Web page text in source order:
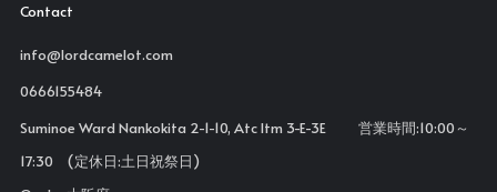
Contact
info@lordcamelot.com
0666155484
Suminoe Ward Nankokita 2-1-10, Atc Itm 3-E-3E 営業時間:10:00～
17:30 (定休日:土日祝祭日)